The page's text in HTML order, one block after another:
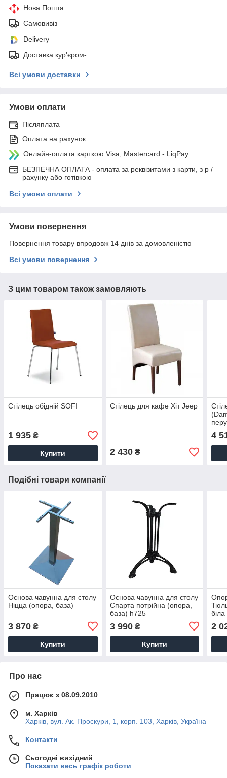
Нова Пошта
Самовивіз
Delivery
Доставка кур'єром-
Всі умови доставки
Умови оплати
Післяплата
Оплата на рахунок
Онлайн-оплата карткою Visa, Mastercard - LiqPay
БЕЗПЕЧНА ОПЛАТА - оплата за реквізитами з карти, з р /
рахунку або готівкою
Всі умови оплати
Умови повернення
Повернення товару впродовж 14 днів за домовленістю
Всі умови повернення
З цим товаром також замовляють
Стілець обідній SOFI
1 935 ₴
Купити
Стілець для кафе Хіт Jeep
2 430₴
4
Подібні товари компанії
Основа чавунна для столу
Ніцца (опора, база)
3 870 ₴
Купити
Основа чавунна для столу
Спарта потрійна (опора,
база) h725
3 990₴
Купити
біла
2
Про нас
Працює з 08.09.2010
м. Харків
Харків, вул. Ак. Проскури, 1, корп. 103, Харків, Україна
Контакти
Сьогодні вихідний
Показати весь графік роботи